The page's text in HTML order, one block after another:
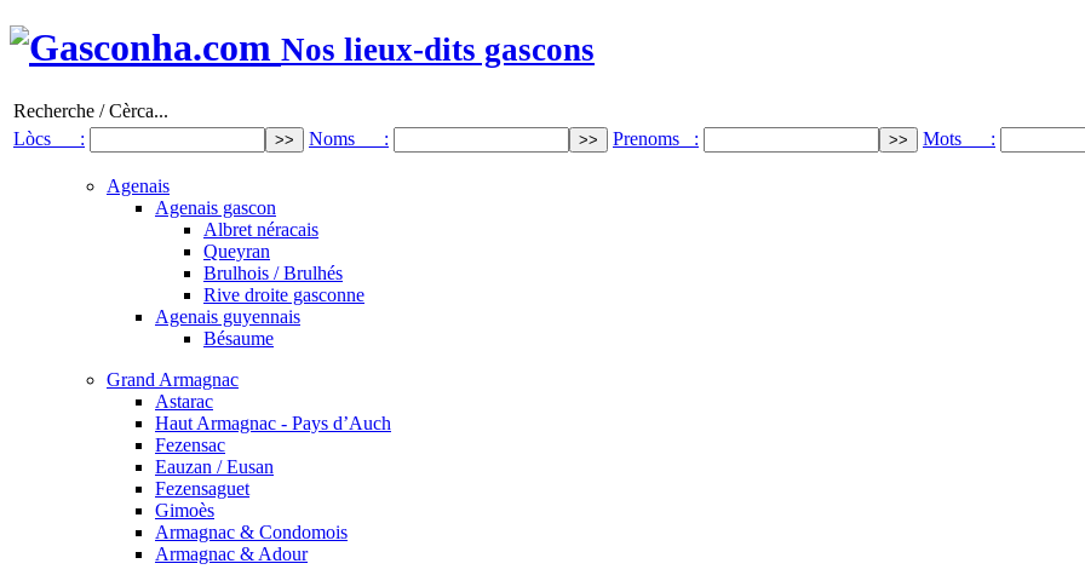
Nos lieux-dits gascons
Recherche / Cèrca...
Lòcs :
Noms : Prenoms : Mots :
Agenais
Agenais gascon
Albret néracais
Queyran
Brulhois / Brulhés
Rive droite gasconne
Agenais guyennais
Bésaume
Grand Armagnac
Astarac
Haut Armagnac - Pays d’Auch
Fezensac
Eauzan / Eusan
Fezensaguet
Gimoès
Armagnac & Condomois
Armagnac & Adour